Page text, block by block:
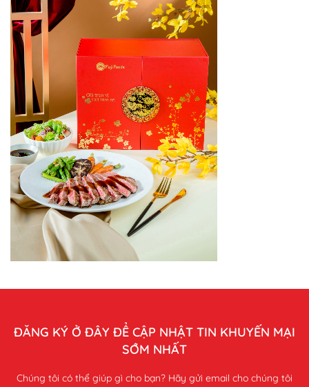
ĐĂNG KÝ Ở ĐÂY ĐỂ CẬP NHẬT TIN KHUYẾN MẠI
SỚM NHẤT
Chúng tôi có thể giúp gì cho bạn? Hãy gửi email cho chúng tôi